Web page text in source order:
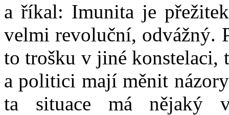
a říkal: Imunita je
velmi revoluční, odvážný.
to trošku v jiné konstelaci,
a politici mají měnit
ta situace má nějaký